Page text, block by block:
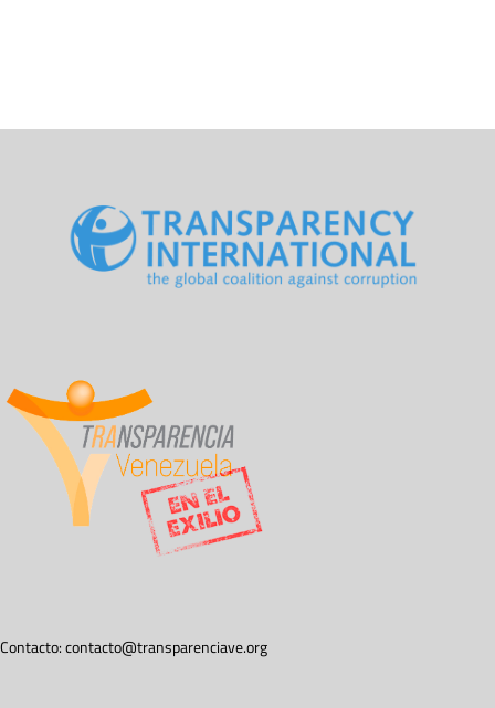
Contacto:contacto@transparenciave.org